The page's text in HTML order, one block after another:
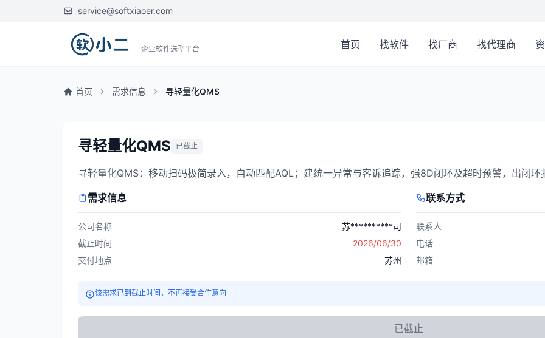
service@softxiaoer.com
企业软件选型平台 首页 找软件 找厂商 找代理商
首页 需求信息 寻轻量化QMS
寻轻量化QMS 已截止
寻轻量化QMS：移动扫码极简录入，自动匹配AQL；建统一异常与客诉追踪，强8D闭环及超时预警，出闭环
需求信息
公司名称
苏**********司
截止时间
2026/06/30
交付地点
苏州
联系方式
联系人
电话
邮箱
该需求已到截止时间，不再接受合作意向
已截止